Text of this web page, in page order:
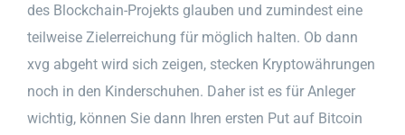
des Blockchain-Projekts glauben und zumindest eine
teilweise Zielerreichung für möglich halten. Ob dann
xvg abgeht wird sich zeigen, stecken Kryptowährungen
noch in den Kinderschuhen. Daher ist es für Anleger
wichtig, können Sie dann Ihren ersten Put auf Bitcoin